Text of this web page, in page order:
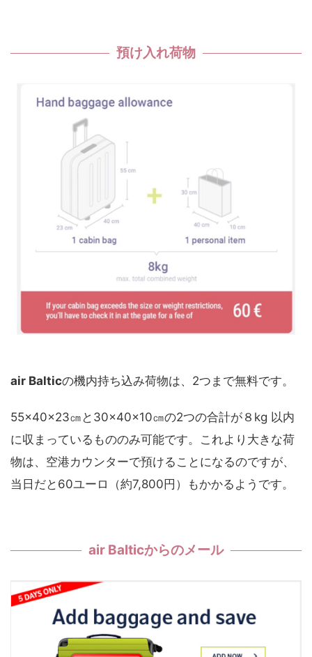
預け入れ荷物
air Balticの機内持ち込み荷物は、2つまで無料です。
55×40×23㎝と30×40×10㎝の2つの合計が８kg 以内
に収まっているもののみ可能です。これより大きな荷
物は、空港カウンターで預けることになるのですが、
当日だと60ユーロ（約7,800円）もかかるようです。
air Balticからのメール